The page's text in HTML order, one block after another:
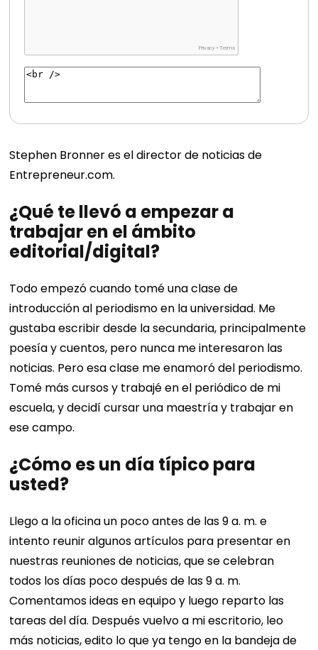
Stephen Bronner es el director de noticias de
Entrepreneur.com.
¿Qué te llevó a empezar a
trabajar en el ámbito
editorial/digital?
Todo empezó cuando tomé una clase de
introducción al periodismo en la universidad. Me
gustaba escribir desde la secundaria, principalmente
poesía y cuentos, pero nunca me interesaron las
noticias. Pero esa clase me enamoró del periodismo.
Tomé más cursos y trabajé en el periódico de mi
escuela, y decidí cursar una maestría y trabajar en
ese campo.
¿Cómo es un día típico para
usted?
Llego a la oficina un poco antes de las 9 a. m. e
intento reunir algunos artículos para presentar en
nuestras reuniones de noticias, que se celebran
todos los días poco después de las 9 a. m.
Comentamos ideas en equipo y luego reparto las
tareas del día. Después vuelvo a mi escritorio, leo
más noticias, edito lo que ya tengo en la bandeja de